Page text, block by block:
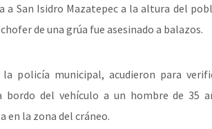
a San Isidro Mazatepec a la altura del
de una grúa fue asesinado a balazos.
policía municipal, acudieron para
bordo del vehículo a un hombre de 35
en la zona del cráneo.